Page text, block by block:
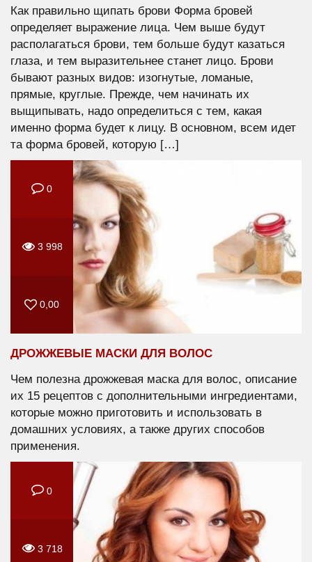
Как правильно щипать брови Форма бровей
определяет выражение лица. Чем выше будут
располагаться брови, тем больше будут казаться
глаза, и тем выразительнее станет лицо. Брови
бывают разных видов: изогнутые, ломаные,
прямые, круглые. Прежде, чем начинать их
выщипывать, надо определиться с тем, какая
именно форма будет к лицу. В основном, всем идет
та форма бровей, которую […]
0
3 998
0,00
ДРОЖЖЕВЫЕ МАСКИ ДЛЯ ВОЛОС
Чем полезна дрожжевая маска для волос, описание
их 15 рецептов с дополнительными ингредиентами,
которые можно приготовить и использовать в
домашних условиях, а также других способов
применения.
0
3 718